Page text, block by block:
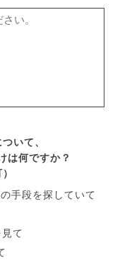
いて、
は何ですか？
手段を探していて
て